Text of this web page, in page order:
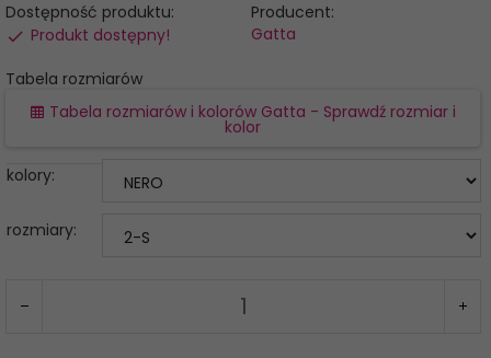
Dostępność produktu:
Produkt dostępny!
Producent:
Gatta
Tabela rozmiarów
Tabela rozmiarów i kolorów Gatta - Sprawdź rozmiar i
kolor
kolory:
rozmiary: